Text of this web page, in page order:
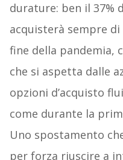
durature: ben il 37%
acquisterà sempre
fine della pandemia,
che si aspetta dalle
opzioni d’acquisto
come durante la
Uno spostamento
per forza riuscire a